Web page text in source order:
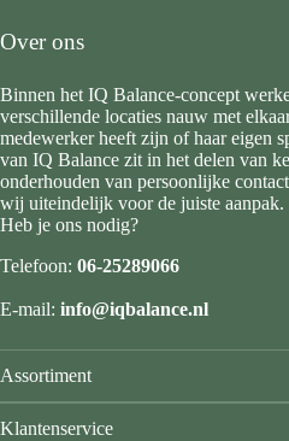
Over ons
Binnen het IQ Balance-concept
verschillende locaties nauw met
medewerker heeft zijn of haar eigen
van IQ Balance zit in het delen van
onderhouden van persoonlijke
wij uiteindelijk voor de juiste aanpak.
Heb je ons nodig?
Telefoon: 06-25289066
E-mail: info@iqbalance.nl
Assortiment
Klantenservice